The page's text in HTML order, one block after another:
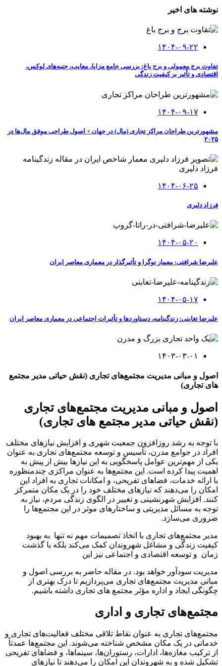
نوشته های اخیر
۱۴۰۴-۰۹-۲۲
تفاوت برج معمولی و برج باغ: بررسی جامع مزایا، معایب، جنبه‌های لوکس،
اقتصادی و تأثیر بر کیفیت زندگی
۱۴۰۴-۰۹-۱۷
مشهورترین طراحان مراکز تجاری (مال) در جهان + اصول طراحی موفق مال‌ها در
۲۰۲۵
۱۴۰۴-۰۶-۲۵
فرزاد دلیری
۱۴۰۴-۰۵-۲۰
علیرضا شرافتی: معمار نوگرا و تأثیرگذار در معماری معاصر ایران
۱۴۰۴-۰۵-۱۷
علیرضا تغابنی: زندگینامه، دستاوردها و تأثیرات اجتماعی در معماری معاصر ایران
۱۴۰۳-۰۳-۰۱
اصول و مبانی مدیریت مجتمع‌های تجاری (نقش حیاتی مدیر مجتمع
های تجاری)
اصول و مبانی مدیریت مجتمع‌های تجاری
(نقش حیاتی مدیر مجتمع های تجاری)
با توجه به رشد روزافزون جمعیت شهری و افزایش نیازهای مختلف
افراد در جوامع مدرن، تأسیس و توسعه مجتمع‌های تجاری به عنوان
یکی از مهم‌ترین عوامل پاسخگویی به این نیازها بیش از پیش به
اهمیت پیدا کرده است. این مجتمع‌ها به عنوان مراکزی چندمنظوره
با ارائه خدمات، فضاهای تفریحی، و امکانات تجاری به افراد این
امکان را می‌دهند که نیازهای مختلف خود را در یک مکان متمرکز
کنند. افزایش شهرنشینی و تغییر در الگوی زندگی مردم، نیاز به
توجه به مسائل مدیریتی و ساختارهای موثر در این مجتمع‌ها را
ضروری می‌سازد.
مدیر مجتمع‌های تجاری با اتخاذ تصمیمات مهم نه تنها به بهبود
کیفیت زندگی و مشاغل شهروندان کمک می‌کند بلکه با گذشت
زمان و توسعه اقتصادی و اجتماعی نیز این
مدیریت سودآور خواهد بود. در مقاله حاضر به بررسی اصول و
مبانی مدیریت مجتمع‌های تجاری می‌پردازیم تا درک بهتری از
چگونگی ایجاد و اداره مؤثر مجتمع های تجاری داشته باشیم.
مجتمع‌های تجاری و اداری
مجتمع‌های تجاری به عنوان نقاط تلاقی مختلف فعالیت‌های تجاری و
خدماتی در یک مکان مشخص شناخته می‌شوند. این مجتمع‌ها عمدتاً
از ترکیب مغازه‌ها، ادارات، رستوران‌ها، سینماها، و فضاهای تفریحی
تشکیل شده و به شهروندان این امکان را می‌دهند تا نیازهای